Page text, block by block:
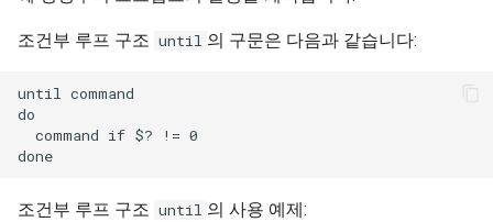
조건부 루프 구조 until 의 구문은 다음과 같습니다:
until command
do
  command if $? != 0
조건부 루프 구조 until 의 사용 예제: